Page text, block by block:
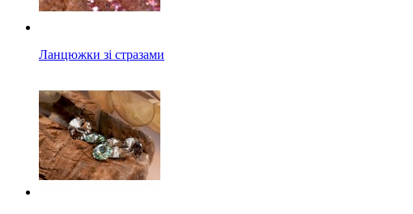
Ланцюжки зі стразами